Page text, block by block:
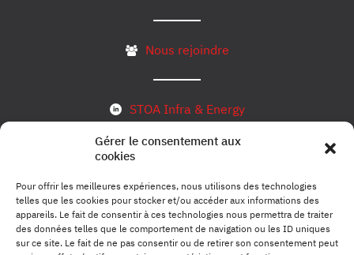
Gérer le consentement aux
cookies
Pour offrir les meilleures expériences, nous utilisons des technologies
telles que les cookies pour stocker et/ou accéder aux informations des
appareils. Le fait de consentir à ces technologies nous permettra de traiter
des données telles que le comportement de navigation ou les ID uniques
sur ce site. Le fait de ne pas consentir ou de retirer son consentement peut
Nous rejoindre
STOA Infra & Energy
Mentions légales